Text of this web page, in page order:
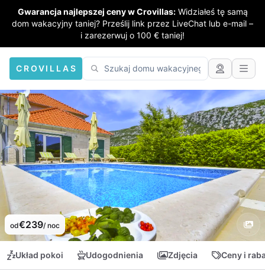
Gwarancja najlepszej ceny w Crovillas: Widziałeś tę samą
dom wakacyjny taniej? Prześlij link przez LiveChat lub e-mail –
i zarezerwuj o 100 € taniej!
CROVILLAS
od€239/ noc
Układ pokoi Udogodnienia Zdjęcia Ceny i